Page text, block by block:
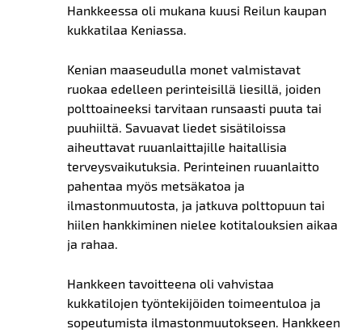
Hankkeessa oli mukana kuusi Reilun kaupan
kukkatilaa Keniassa.
Kenian maaseudulla monet valmistavat
ruokaa edelleen perinteisillä liesillä, joiden
polttoaineeksi tarvitaan runsaasti puuta tai
puuhiiltä. Savuavat liedet sisätiloissa
aiheuttavat ruuanlaittajille haitallisia
terveysvaikutuksia. Perinteinen ruuanlaitto
pahentaa myös metsäkatoa ja
ilmastonmuutosta, ja jatkuva polttopuun tai
hiilen hankkiminen nielee kotitalouksien aikaa
ja rahaa.
Hankkeen tavoitteena oli vahvistaa
kukkatilojen työntekijöiden toimeentuloa ja
sopeutumista ilmastonmuutokseen. Hankkeen